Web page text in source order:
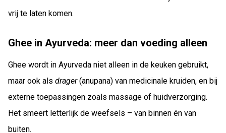
vrij te laten komen.
Ghee in Ayurveda: meer dan voeding alleen
Ghee wordt in Ayurveda niet alleen in de keuken gebruikt,
maar ook als drager(anupana) van medicinale kruiden, en bij
externe toepassingen zoals massage of huidverzorging.
Het smeert letterlijk de weefsels – van binnen én van
buiten.